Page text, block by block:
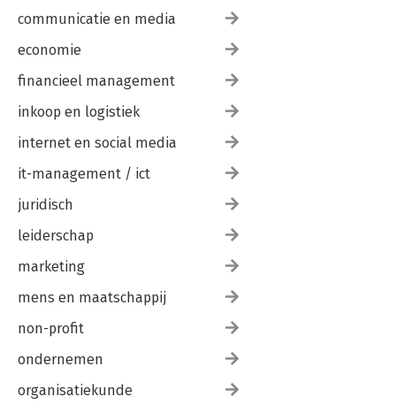
communicatie en media
economie
financieel management
inkoop en logistiek
internet en social media
it-management / ict
juridisch
leiderschap
marketing
mens en maatschappij
non-profit
ondernemen
organisatiekunde